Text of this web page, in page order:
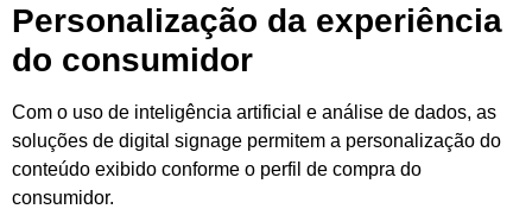
Personalização da experiência
do consumidor
Com o uso de inteligência artificial e análise de dados, as
soluções de digital signage permitem a personalização do
conteúdo exibido conforme o perfil de compra do
consumidor.